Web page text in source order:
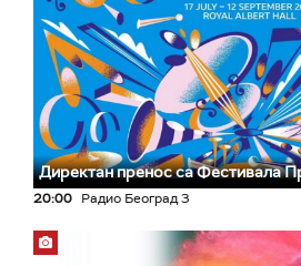
Директан пренос са Фестивала
20:00 Радио Београд 3